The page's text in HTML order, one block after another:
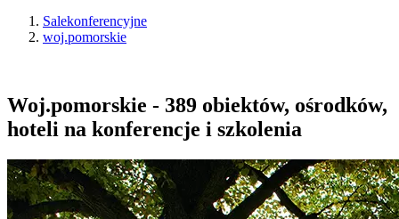
Salekonferencyjne
woj.pomorskie
Woj.pomorskie - 389 obiektów, ośrodków,
hoteli na konferencje i szkolenia